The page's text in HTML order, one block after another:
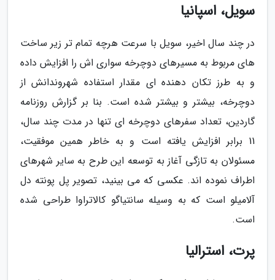
سویل، اسپانیا
در چند سال اخیر، سویل با سرعت هرچه تمام تر زیر ساخت
های مربوط به مسیرهای دوچرخه سواری اش را افزایش داده
و به طرز تکان دهنده ای مقدار استفاده شهروندانش از
دوچرخه، بیشتر و بیشتر شده است. بنا بر گزارش روزنامه
گاردین، تعداد سفرهای دوچرخه ای تنها در مدت چند سال،
11 برابر افزایش یافته است و به خاطر همین موفقیت،
مسئولان به تازگی آغاز به توسعه این طرح به سایر شهرهای
اطراف نموده اند. عکسی که می بینید، تصویر پل پونته دل
آلامیلو است که به وسیله سانتیاگو کالاتراوا طراحی شده
است.
پرت، استرالیا